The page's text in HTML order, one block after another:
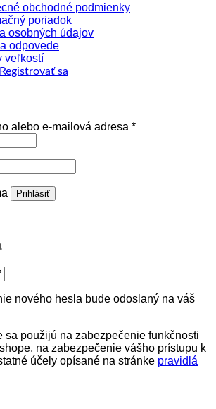
obchodné podmienky
poriadok
osobných údajov
odpovede
veľkostí
sa
alebo e-mailová adresa *Povinné
Prihlásiť
Povinné
nového hesla bude odoslaný na váš
sa použijú na zabezpečenie funkčnosti
na zabezpečenie vášho prístupu k
účely opísané na stránke pravidlá